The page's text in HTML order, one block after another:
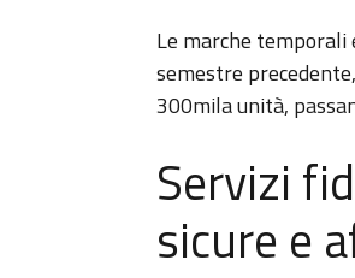
Le marche
semestre
300mila unità,
Servizi
sicure e